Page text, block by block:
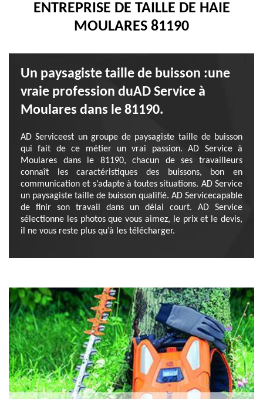
ENTREPRISE DE TAILLE DE HAIE
MOULARES 81190
Un paysagiste taille de buisson :une
vraie profession duAD Service à
Moulares dans le 81190.
AD Serviceest un groupe de paysagiste taille de buisson
qui fait de ce métier un vrai passion. AD Service à
Moulares dans le 81190, chacun de ses travailleurs
connaît les caractéristiques des buissons, bon en
communication et s’adapte à toutes situations. AD Service
un paysagiste taille de buisson qualifié. AD Servicecapable
de finir son travail dans un délai court. AD Service
sélectionne les photos que vous aimez, le prix et le devis,
il ne vous reste plus qu’à les télécharger.